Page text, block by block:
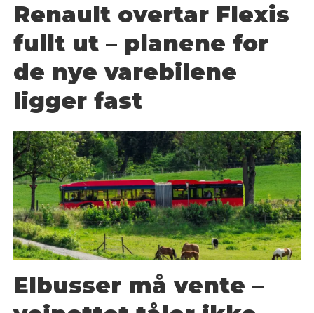
Renault overtar Flexis
fullt ut – planene for
de nye varebilene
ligger fast
Elbusser må vente –